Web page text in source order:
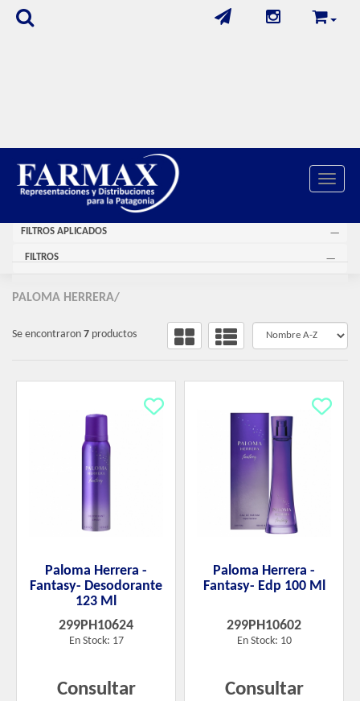
Toggle
FILTROS APLICADOS
FILTROS
PALOMA HERRERA/
Se encontraron 7 productos
Paloma Herrera -
Fantasy- Desodorante
123 Ml
299PH10624
En Stock: 17
Consultar
Paloma Herrera -
Fantasy- Edp 100 Ml
299PH10602
En Stock: 10
Consultar